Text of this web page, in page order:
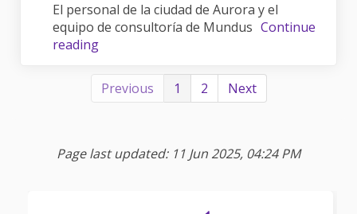
El personal de la ciudad de Aurora y el
equipo de consultoría de Mundus Continue
reading
Previous 1 2 Next
Page last updated: 11 Jun 2025, 04:24 PM